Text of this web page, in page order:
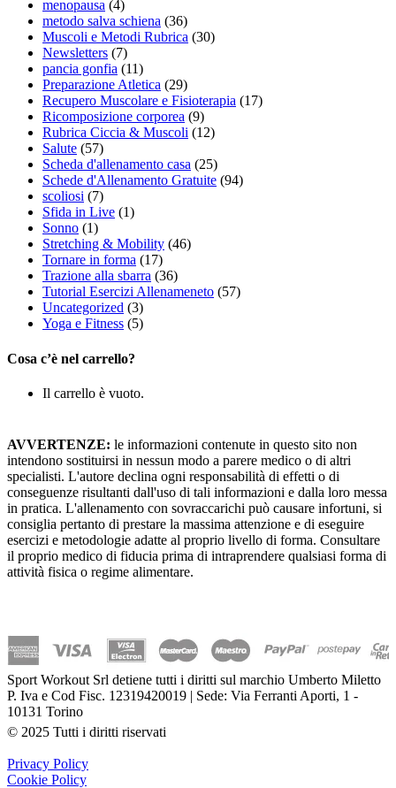
menopausa (4)
metodo salva schiena (36)
Muscoli e Metodi Rubrica (30)
Newsletters (7)
pancia gonfia (11)
Preparazione Atletica (29)
Recupero Muscolare e Fisioterapia (17)
Ricomposizione corporea (9)
Rubrica Ciccia & Muscoli (12)
Salute (57)
Scheda d'allenamento casa (25)
Schede d'Allenamento Gratuite (94)
scoliosi (7)
Sfida in Live (1)
Sonno (1)
Stretching & Mobility (46)
Tornare in forma (17)
Trazione alla sbarra (36)
Tutorial Esercizi Allenameneto (57)
Uncategorized (3)
Yoga e Fitness (5)
Cosa c’è nel carrello?
Il carrello è vuoto.
AVVERTENZE: le informazioni contenute in questo sito non
intendono sostituirsi in nessun modo a parere medico o di altri
specialisti. L'autore declina ogni responsabilità di effetti o di
conseguenze risultanti dall'uso di tali informazioni e dalla loro messa
in pratica. L'allenamento con sovraccarichi può causare infortuni, si
consiglia pertanto di prestare la massima attenzione e di eseguire
esercizi e metodologie adatte al proprio livello di forma. Consultare
il proprio medico di fiducia prima di intraprendere qualsiasi forma di
attività fisica o regime alimentare.
Sport Workout Srl detiene tutti i diritti sul marchio Umberto Miletto
P. Iva e Cod Fisc. 12319420019 | Sede: Via Ferranti Aporti, 1 -
10131 Torino
© 2025 Tutti i diritti riservati
Privacy Policy
Cookie Policy